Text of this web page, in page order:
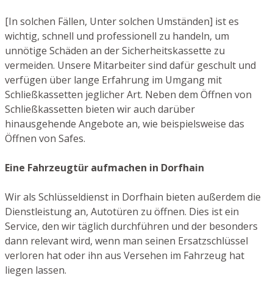
[In solchen Fällen, Unter solchen Umständen] ist es
wichtig, schnell und professionell zu handeln, um
unnötige Schäden an der Sicherheitskassette zu
vermeiden. Unsere Mitarbeiter sind dafür geschult und
verfügen über lange Erfahrung im Umgang mit
Schließkassetten jeglicher Art. Neben dem Öffnen von
Schließkassetten bieten wir auch darüber
hinausgehende Angebote an, wie beispielsweise das
Öffnen von Safes.
Eine Fahrzeugtür aufmachen in Dorfhain
Wir als Schlüsseldienst in Dorfhain bieten außerdem die
Dienstleistung an, Autotüren zu öffnen. Dies ist ein
Service, den wir täglich durchführen und der besonders
dann relevant wird, wenn man seinen Ersatzschlüssel
verloren hat oder ihn aus Versehen im Fahrzeug hat
liegen lassen.